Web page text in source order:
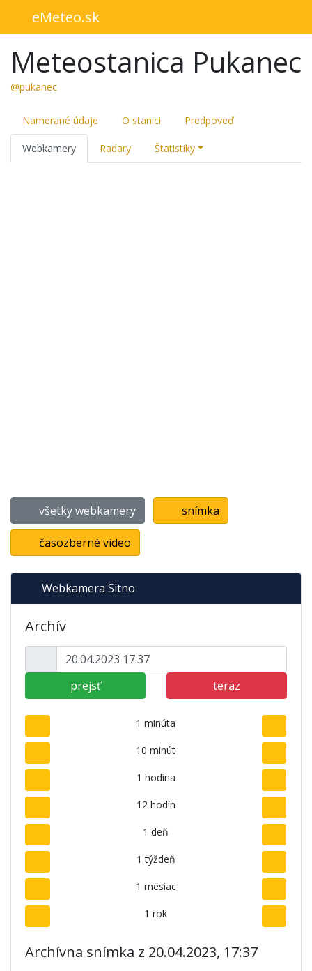
eMeteo.sk
Meteostanica Pukanec
@pukanec
Namerané údaje O stanici Predpoveď
Webkamery Radary Štatistiky
všetky webkamery snímka
časozberné video
Webkamera Sitno
Archív
prejsť teraz
1 minúta
10 minút
1 hodina
12 hodín
1 deň
1 týždeň
1 mesiac
1 rok
Archívna snímka z 20.04.2023, 17:37